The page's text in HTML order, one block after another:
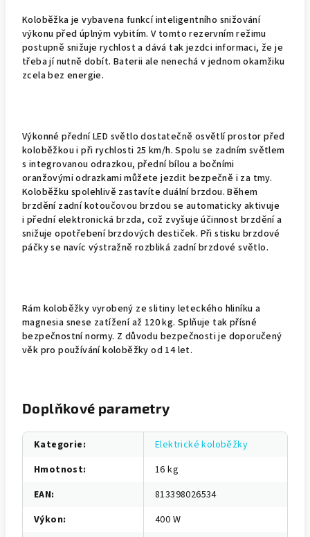
Koloběžka je vybavena funkcí inteligentního snižování
výkonu před úplným vybitím. V tomto rezervním režimu
postupně snižuje rychlost a dává tak jezdci informaci, že je
třeba jí nutně dobít. Baterii ale nenechá v jednom okamžiku
zcela bez energie.
Výkonné přední LED světlo dostatečně osvětlí prostor před
koloběžkou i při rychlosti 25 km/h. Spolu se zadním světlem
s integrovanou odrazkou, přední bílou a bočními
oranžovými odrazkami můžete jezdit bezpečně i za tmy.
Koloběžku spolehlivě zastavíte duální brzdou. Během
brzdění zadní kotoučovou brzdou se automaticky aktivuje
i přední elektronická brzda, což zvyšuje účinnost brzdění a
snižuje opotřebení brzdových destiček. Při stisku brzdové
páčky se navíc výstražně rozbliká zadní brzdové světlo.
Rám koloběžky vyrobený ze slitiny leteckého hliníku a
magnesia snese zatížení až 120 kg. Splňuje tak přísné
bezpečnostní normy. Z důvodu bezpečnosti je doporučený
věk pro používání koloběžky od 14 let.
Doplňkové parametry
Kategorie:
Elektrické koloběžky
Hmotnost:
16 kg
EAN:
813398026534
Výkon: 400 W